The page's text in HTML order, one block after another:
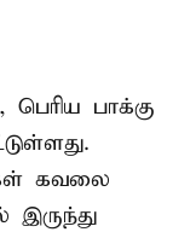
பாக்கு
கவலை
இருந்து